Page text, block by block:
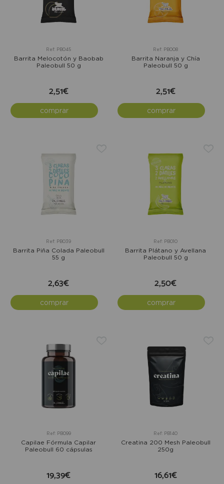
Ref: PB045
Barrita Melocotón y Baobab
Paleobull 50 g
2,51€
comprar
Ref: PB008
Barrita Naranja y Chía
Paleobull 50 g
2,51€
comprar
Ref: PB039
Barrita Piña Colada Paleobull
55 g
2,63€
comprar
Ref: PB010
Barrita Plátano y Avellana
Paleobull 50 g
2,50€
comprar
Ref: PB099
Capilae Fórmula Capilar
Paleobull 60 cápsulas
19,39€
Ref: PB140
Creatina 200 Mesh Paleobull
250g
16,61€